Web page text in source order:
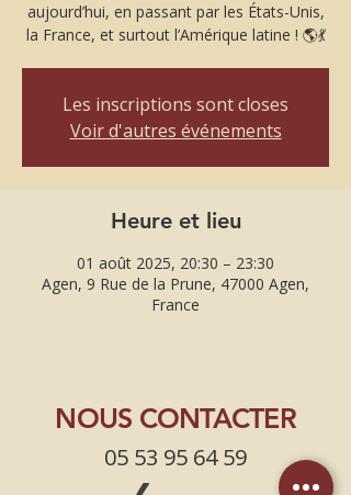
aujourd’hui, en passant par les États-Unis,
la France, et surtout l’Amérique latine ! 🌎💃
Les inscriptions sont closes
Voir d'autres événements
Heure et lieu
01 août 2025, 20:30 – 23:30
Agen, 9 Rue de la Prune, 47000 Agen,
France
NOUS CONTACTER
05 53 95 64 59